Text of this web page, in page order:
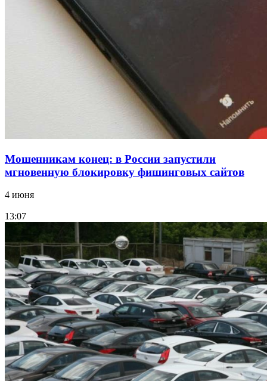
Волгоградские компании нарастили экспорт:
заключены контракты на 3,6 млн долларов
Мошенникам конец: в России запустили
мгновенную блокировку фишинговых сайтов
4 июня
13:07